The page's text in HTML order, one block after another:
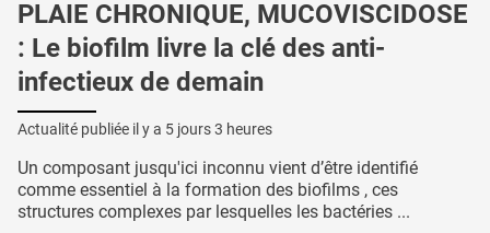
PLAIE CHRONIQUE, MUCOVISCIDOSE
: Le biofilm livre la clé des anti-
infectieux de demain
Actualité publiée il y a 5 jours 3 heures
Un composant jusqu'ici inconnu vient d’être identifié
comme essentiel à la formation des biofilms , ces
structures complexes par lesquelles les bactéries ...